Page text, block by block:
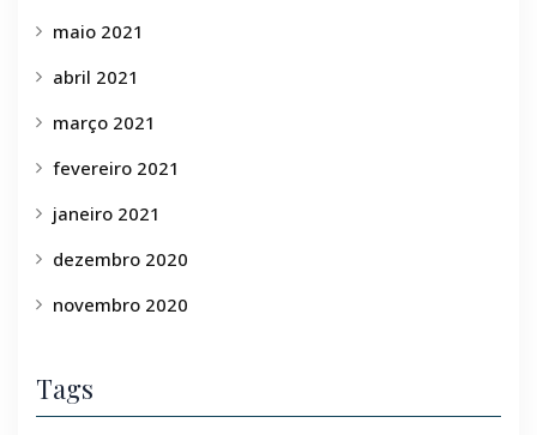
maio 2021
abril 2021
março 2021
fevereiro 2021
janeiro 2021
dezembro 2020
novembro 2020
Tags